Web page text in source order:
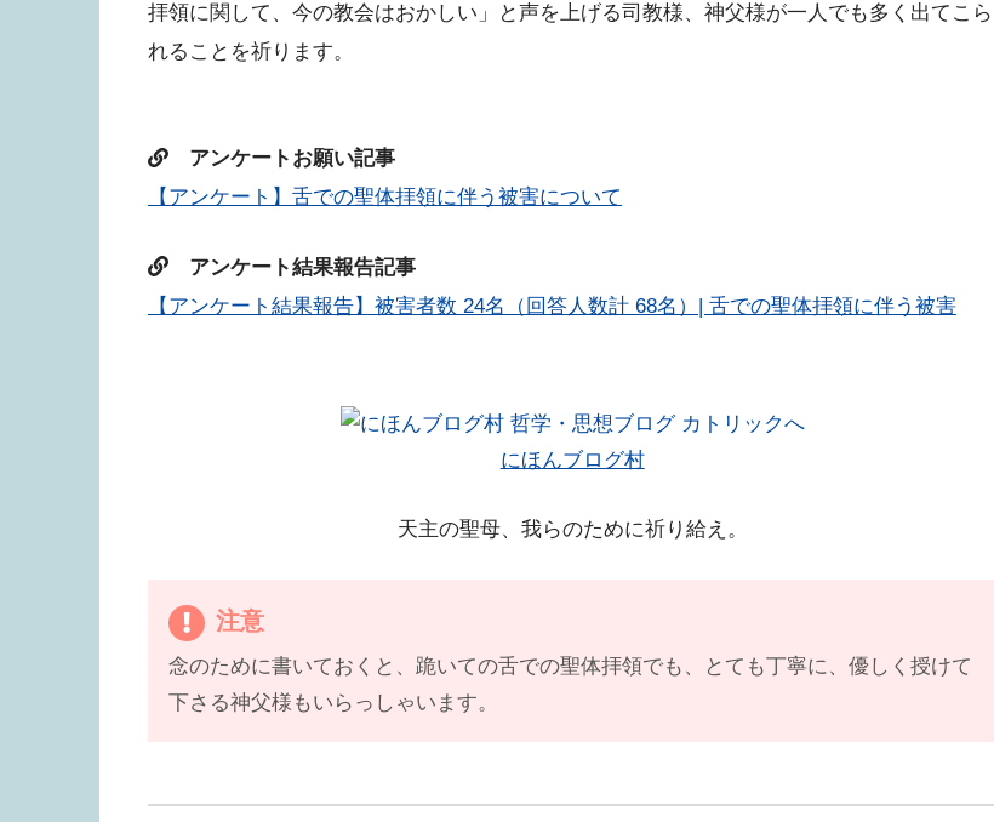
拝領に関して、今の教会はおかしい」と声を上げる司教様、神父様が一人でも多く出てこら
れることを祈ります。
アンケートお願い記事
【アンケート】舌での聖体拝領に伴う被害について
アンケート結果報告記事
【アンケート結果報告】被害者数 24名（回答人数計 68名）| 舌での聖体拝領に伴う被害
にほんブログ村
天主の聖母、我らのために祈り給え。
注意
念のために書いておくと、跪いての舌での聖体拝領でも、とても丁寧に、優しく授けて
下さる神父様もいらっしゃいます。